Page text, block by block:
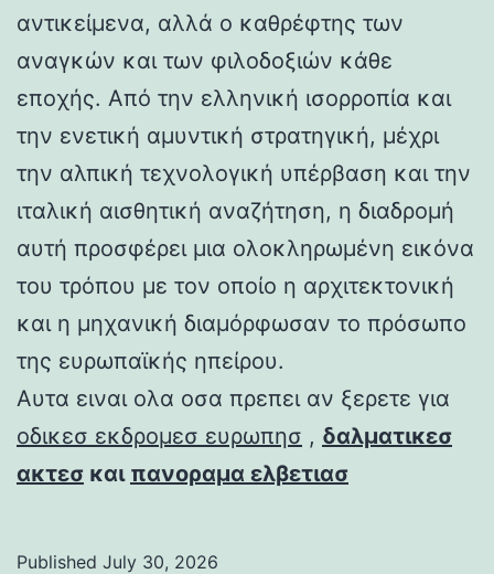
αντικείμενα, αλλά ο καθρέφτης των
αναγκών και των φιλοδοξιών κάθε
εποχής. Από την ελληνική ισορροπία και
την ενετική αμυντική στρατηγική, μέχρι
την αλπική τεχνολογική υπέρβαση και την
ιταλική αισθητική αναζήτηση, η διαδρομή
αυτή προσφέρει μια ολοκληρωμένη εικόνα
του τρόπου με τον οποίο η αρχιτεκτονική
και η μηχανική διαμόρφωσαν το πρόσωπο
της ευρωπαϊκής ηπείρου.
Αυτα ειναι ολα οσα πρεπει αν ξερετε για
οδικεσ εκδρομεσ ευρωπησ , δαλματικεσ
ακτεσ και πανοραμα ελβετιασ
Published July 30, 2026